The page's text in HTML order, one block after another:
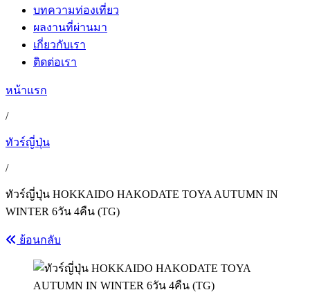
บทความท่องเที่ยว
ผลงานที่ผ่านมา
เกี่ยวกับเรา
ติดต่อเรา
หน้าแรก
/
ทัวร์ญี่ปุ่น
/
ทัวร์ญี่ปุ่น HOKKAIDO HAKODATE TOYA AUTUMN IN
WINTER 6วัน 4คืน (TG)
ย้อนกลับ